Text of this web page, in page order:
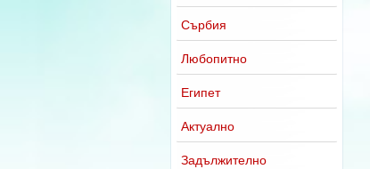
Сърбия
Любопитно
Египет
Актуално
Задължително